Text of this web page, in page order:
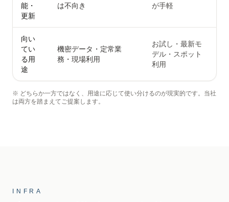
能・
更新
は不向き
が手軽
向い
てい
る用
途
機密データ・定常業
務・現場利用
お試し・最新モ
デル・スポット
利用
※ どちらか一方ではなく、用途に応じて使い分けるのが現実的です。当社
は両方を踏まえてご提案します。
INFRA